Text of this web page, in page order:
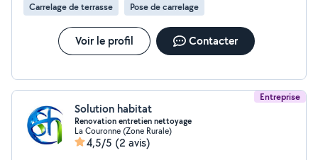
Carrelage de terrasse Pose de carrelage
Voir le profil Contacter
Entreprise
Solution habitat
Renovation entretien nettoyage
La Couronne (Zone Rurale)
4,5/5 (2 avis)